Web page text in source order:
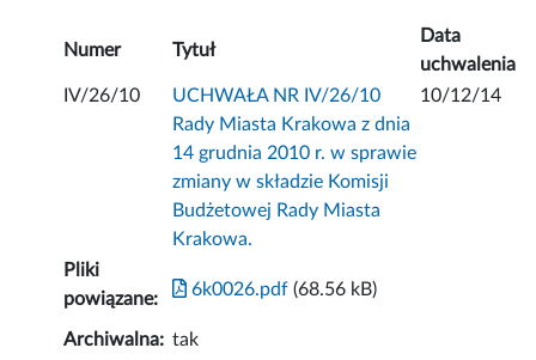
Numer Tytuł
Data
uchwalenia
IV/26/10
UCHWAŁA NR IV/26/10
Rady Miasta Krakowa z dnia
14 grudnia 2010 r. w sprawie
zmiany w składzie Komisji
Budżetowej Rady Miasta
Krakowa.
10/12/14
Pliki
powiązane:
6k0026.pdf (68.56 kB)
Archiwalna: tak